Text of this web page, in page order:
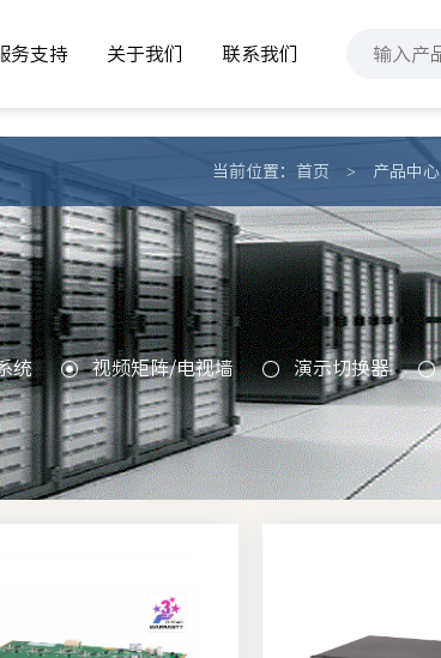
务支持 关于我们 联系我们
当前位置： 首页 > 产品中心
统 视频矩阵/电视墙 演示切换器